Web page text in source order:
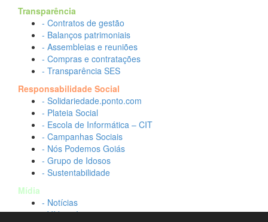
Transparência
- Contratos de gestão
- Balanços patrimoniais
- Assembleias e reuniões
- Compras e contratações
- Transparência SES
Responsabilidade Social
- Solidariedade.ponto.com
- Plateia Social
- Escola de Informática – CIT
- Campanhas Sociais
- Nós Podemos Goiás
- Grupo de Idosos
- Sustentabilidade
Mídia
- Notícias
- Vídeos Institucionais